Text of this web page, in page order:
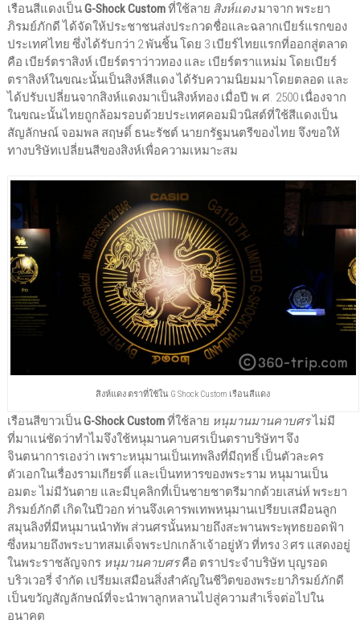
เรือนสีแดงเป็นG-Shock Customที่ใช้ลาย สิงห์แดงมาจาก พระยา
ภิรมย์ภักดี ได้จัดให้ประชาชนส่งประกวดชื่อและฉลากเบียร์แรกของ
ประเทศไทย ซึ่งได้รับกว่า 2 พันชิ้น โดย 3 เบียร์ไทยแรกที่ออกสู่ตลาด
คือ เบียร์ตราสิงห์ เบียร์ตราว่าวทอง และ เบียร์ตราแหม่ม โดยเบียร์
ตราสิงห์ในขณะนั้นเป็นสิงห์สีแดง ได้รับความนิยมมาโดยตลอด และ
ได้ปรับเปลี่ยนจากสิงห์แดงมาเป็นสิงห์ทอง เมื่อปี พ.ศ. 2500 เนื่องจาก
ในขณะนั้นไทยถูกล้อมรอบด้วยประเทศคอมมิวนิสต์ที่ใช้สีแดงเป็น
สัญลักษณ์ จอมพล สฤษดิ์ ธนะรัชต์ นายกรัฐมนตรีของไทย จึงขอให้
ทางบริษัทเปลี่ยนสีของสิงห์เพื่อความเหมาะสม
สิงห์แดง ตราที่ใช้ใน G Shock Custom เรือนสีแดง
เรือนสีขาวเป็นG-Shock Customที่ใช้ลาย หนุมานมานคาบศรไม่มี
ที่มาแน่ชัดว่าทำไมจึงใช้หนุมานคาบศรเป็นตราบริษัทฯ จึง
จินตนาการเองว่า เพราะหนุมานเป็นเทพลิงที่มีฤทธิ์ เป็นตัวละคร
ตัวเอกในเรื่องรามเกียรติ์ และเป็นทหารของพระราม หนุมานเป็น
อมตะ ไม่มีวันตาย และมีบุคลิกที่เป็นชายชาตรีมากด้วยเสน่ห์ พระยา
ภิรมย์ภักดี เกิดในปีวอก ท่านจึงเคารพเทพหนุมานเปรียบเสมือนลูก
สมุนลิงที่มีหนุมานนำทัพ ส่วนศรนั้นหมายถึงสะพานพระพุทธยอดฟ้า
ซึ่งหมายถึงพระบาทสมเด็จพระปกเกล้าเจ้าอยู่หัว ที่ทรง 3 ศร แสดงอยู่
ในพระราชลัญจกร หนุมานคาบศรคือ ตราประจำบริษัท บุญรอด
บริวเวอรี่ จำกัด เปรียมเสมือนสิ่งสำคัญในชีวิตของพระยาภิรมย์ภักดี
เป็นขวัญสัญลักษณ์ที่จะนำพาลูกหลานไปสู่ความสำเร็จต่อไปใน
อนาคต